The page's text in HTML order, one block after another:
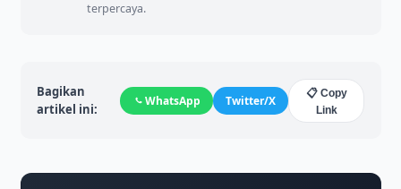
terpercaya.
Bagikan
artikel ini:
WhatsApp Twitter/X
📋 Copy
Link